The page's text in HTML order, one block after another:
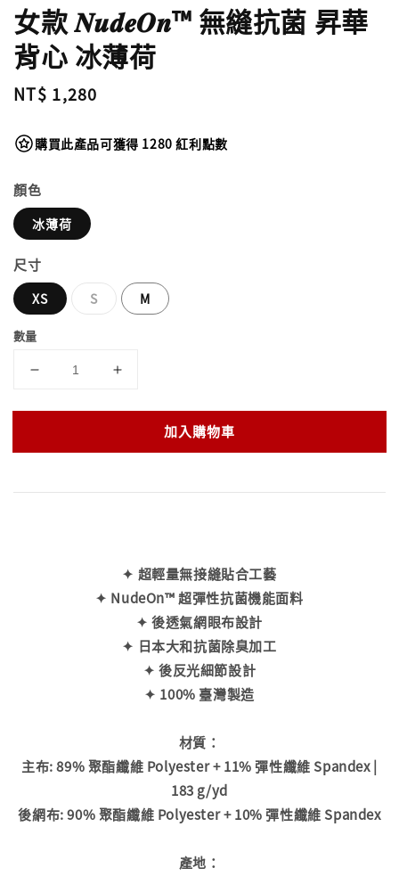
女款 𝑵𝒖𝒅𝒆𝑶𝒏™ 無縫抗菌 昇華
背心 冰薄荷
Regular
NT$ 1,280
購買此產品可獲得 1280 紅利點數
顏色
冰薄荷
尺寸
XS S M
數量
加入購物車
✦ 超輕量無接縫貼合工藝
✦ NudeOn™ 超彈性抗菌機能面料
✦ 後透氣網眼布設計
✦ 日本大和抗菌除臭加工
✦ 後反光細節設計
✦ 100% 臺灣製造
材質：
主布: 89% 聚酯纖維 Polyester + 11% 彈性纖維 Spandex |
183 g/yd
後網布: 90% 聚酯纖維 Polyester + 10% 彈性纖維 Spandex
產地：